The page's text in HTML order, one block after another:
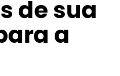
de sua
a